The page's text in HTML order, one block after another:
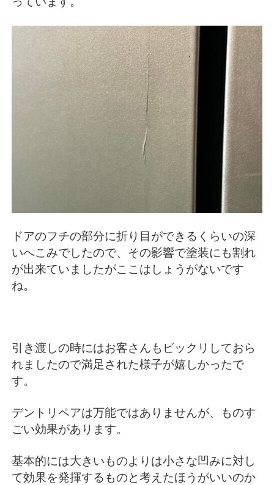
ドアのフチの部分に折り目ができるくらいの深
いへこみでしたので、その影響で塗装にも割れ
が出来ていましたがここはしょうがないです
ね。
引き渡しの時にはお客さんもビックリしておら
れましたので満足された様子が嬉しかったで
す。
デントリペアは万能ではありませんが、ものす
ごい効果があります。
基本的には大きいものよりは小さな凹みに対し
て効果を発揮するものと考えたほうがいいのか